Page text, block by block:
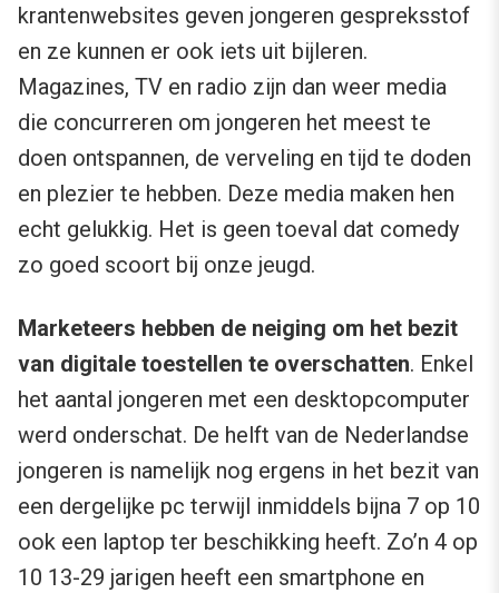
krantenwebsites geven jongeren gespreksstof
en ze kunnen er ook iets uit bijleren.
Magazines, TV en radio zijn dan weer media
die concurreren om jongeren het meest te
doen ontspannen, de verveling en tijd te doden
en plezier te hebben. Deze media maken hen
echt gelukkig. Het is geen toeval dat comedy
zo goed scoort bij onze jeugd.
Marketeers hebben de neiging om het bezit
van digitale toestellen te overschatten. Enkel
het aantal jongeren met een desktopcomputer
werd onderschat. De helft van de Nederlandse
jongeren is namelijk nog ergens in het bezit van
een dergelijke pc terwijl inmiddels bijna 7 op 10
ook een laptop ter beschikking heeft. Zo’n 4 op
10 13-29 jarigen heeft een smartphone en